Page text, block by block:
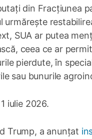
din Fracțiunea
urmărește
SUA ar putea
ceea ce ar
pierdute, în
sau bunurile
iulie 2026.
Trump, a anunțat